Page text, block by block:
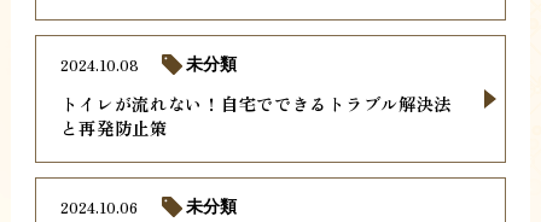
トイレが流れない！自宅でできるトラブル解決法
と再発防止策
2024.10.08 未分類
2024.10.06 未分類